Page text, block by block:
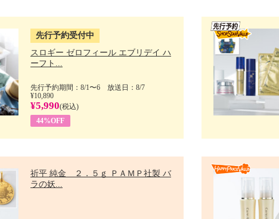
先行予約受付中
スロギー ゼロフィール エブリデイ ハ
ーフト...
先行予約期間：8/1〜6 放送日：8/7
¥10,890
¥5,990(税込)
44%OFF
祈平 純金 ２．５ｇ ＰＡＭＰ社製 バ
ラの妖...